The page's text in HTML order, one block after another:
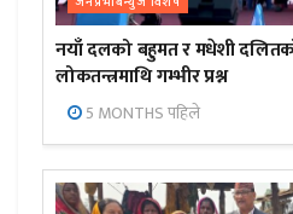
नयाँ दलको बहुमत र मधेशी
लोकतन्त्रमाथि गम्भीर प्रश्न
5 MONTHS पहिले